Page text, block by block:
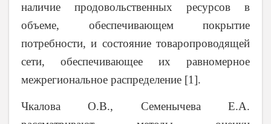
наличие продовольственных ресурсов в
объеме, обеспечивающем покрытие
потребности, и состояние товаропроводящей
сети, обеспечивающее их равномерное
межрегиональное распределение [1].
Чкалова О.В., Семенычева Е.А.